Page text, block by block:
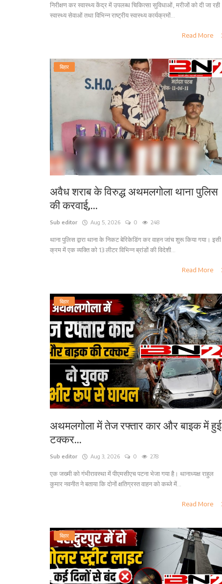
निरीक्षण कर स्वास्थ्य केंद्र में उपलब्ध चिकित्सा सुविधाओं, मरीजों को दी जा रही
स्वास्थ्य सेवाओं तथा विभिन्न राष्ट्रीय स्वास्थ्य कार्यक्रमों...
Read More
बिहार
अवैध शराब के विरुद्ध अथमलगोला थाना पुलिस
की करवाई,...
Sub editor Aug 5, 2026 0 248
थाना पुलिस द्वारा थाना के निकट बेरिकेडिंग कर वाहन जांच शुरू किया गया। इसी
क्रम में एक व्यक्ति को 13 लीटर विभिन्न ब्रांडों की विदेशी...
Read More
बिहार
अथमलगोला में तेज रफ्तार कार और बाइक में हुई
टक्कर...
Sub editor Aug 3, 2026 0 278
एक जख्मी को गंभीरावस्था में पीएमसीएच पटना भेजा गया है। थानाध्यक्ष राहुल
कुमार नवनीत ने बताया कि दोनों क्षतिग्रस्त वाहन को कब्जे में...
Read More
बिहार